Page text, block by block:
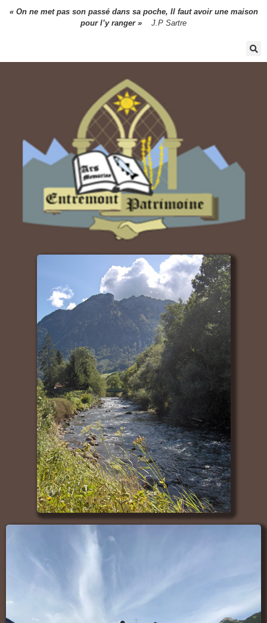
« On ne met pas son passé dans sa poche, Il faut avoir une maison
pour l’y ranger » J.P Sartre